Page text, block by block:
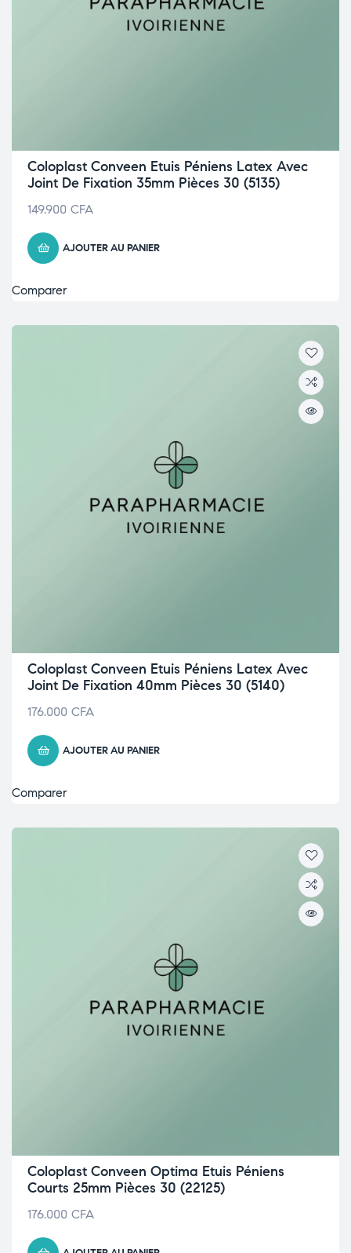
Coloplast Conveen Etuis Péniens Latex Avec
Joint De Fixation 35mm Pièces 30 (5135)
149.900 CFA
AJOUTER AU PANIER
Comparer
Coloplast Conveen Etuis Péniens Latex Avec
Joint De Fixation 40mm Pièces 30 (5140)
176.000 CFA
AJOUTER AU PANIER
Comparer
Coloplast Conveen Optima Etuis Péniens
Courts 25mm Pièces 30 (22125)
176.000 CFA